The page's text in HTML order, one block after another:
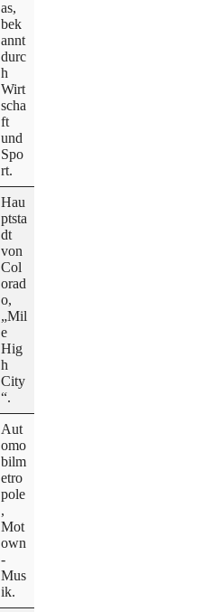
as,
bek
annt
durc
h
Wirt
scha
ft
und
Spo
rt.
Hau
ptsta
dt
von
Col
orad
o,
„Mil
e
Hig
h
City
“.
Aut
omo
bilm
etro
pole
,
Mot
own
-
Mus
ik.